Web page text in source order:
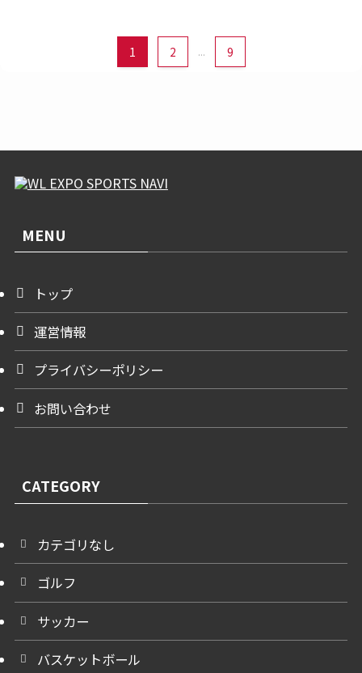
1 2 ... 9
MENU
トップ
運営情報
プライバシーポリシー
お問い合わせ
CATEGORY
カテゴリなし
ゴルフ
サッカー
バスケットボール